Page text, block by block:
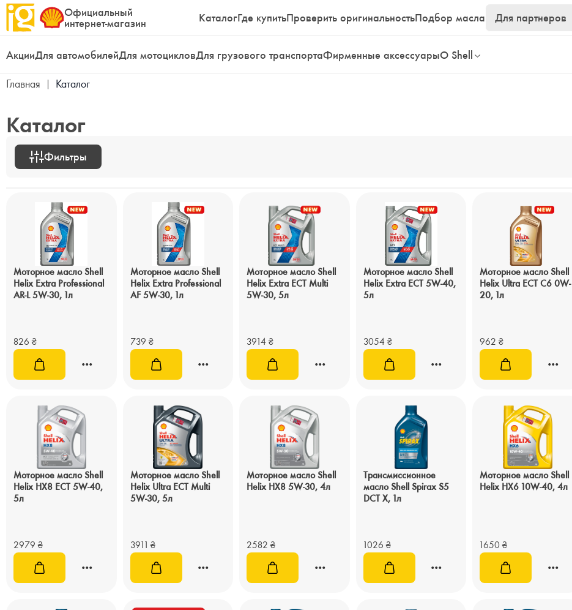
Официальный
интернет-магазин
КаталогГде купитьПроверить оригинальностьПодбор масла Для партнеров
АкцииДля автомобилейДля мотоцикловДля грузового транспортаФирменные аксессуарыО Shell
Главная | Каталог
Каталог
Фильтры
Моторное масло Shell
Helix Extra Professional
AR-L 5W-30, 1л
826 ₴
Моторное масло Shell
Helix Extra Professional
AF 5W-30, 1л
739 ₴
Моторное масло Shell
Helix Extra ECT Multi
5W-30, 5л
3914 ₴
Моторное масло Shell
Helix Extra ECT 5W-40,
5л
3054 ₴
Моторное масло Shell
Helix Ultra ECT C6 0W-
20, 1л
962 ₴
Моторное масло Shell
Helix HX8 ECT 5W-40,
5л
2979 ₴
Моторное масло Shell
Helix Ultra ECT Multi
5W-30, 5л
3911 ₴
Моторное масло Shell
Helix HX8 5W-30, 4л
2582 ₴
Трансмиссионное
масло Shell Spirax S5
DCT X, 1л
1026 ₴
Моторное масло Shell
Helix HX6 10W-40, 4л
1650 ₴